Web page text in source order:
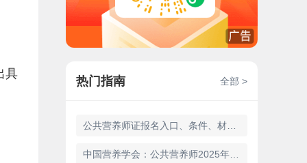
具
热门指南 全部 >